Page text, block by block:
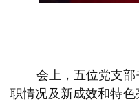
会上，五位党支
职情况及新成效和特